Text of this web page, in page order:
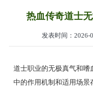
热血传奇道士
发表时间：2026-
道士职业的无极真气和嗜
中的作用机制和适用场景